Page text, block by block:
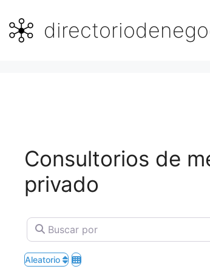
contenido
Consultorios de
privado
Buscar por
Aleatorio